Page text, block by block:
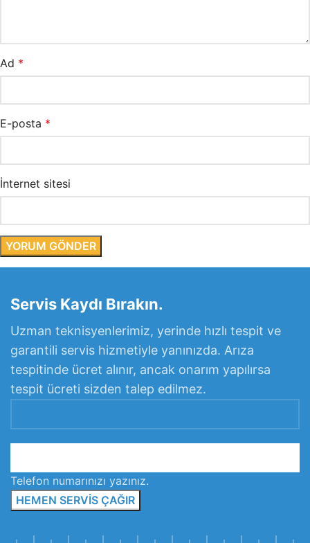
Ad *
E-posta *
İnternet sitesi
Servis Kaydı Bırakın.
Uzman teknisyenlerimiz, yerinde hızlı tespit ve
garantili servis hizmetiyle yanınızda. Arıza
tespitinde ücret alınır, ancak onarım yapılırsa
tespit ücreti sizden talep edilmez.
Telefon numarınızı yazınız.